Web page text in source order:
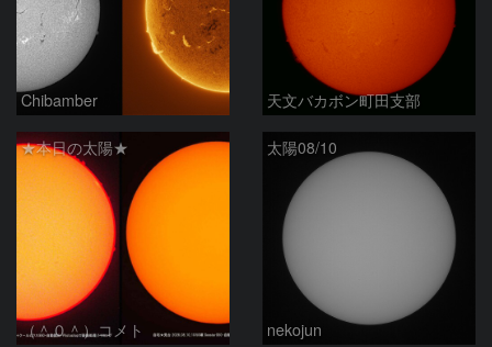
Chibamber 天文バカボン町田支部
★本日の太陽★
（＾０＾）コメト
太陽08/10
nekojun